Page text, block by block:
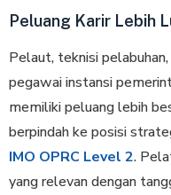
Peluang Karir Lebih
Pelaut, teknisi
pegawai instansi
memiliki peluang lebih
berpindah ke posisi
IMO OPRC Level 2.
yang relevan dengan